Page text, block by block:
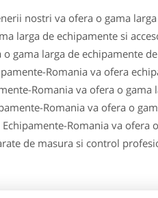
nostri va ofera o gama
larga de echipamente si
gama larga de echipamente
Romania va ofera
Romania va ofera o
Romania va ofera o
Romania va ofera
de masura si control